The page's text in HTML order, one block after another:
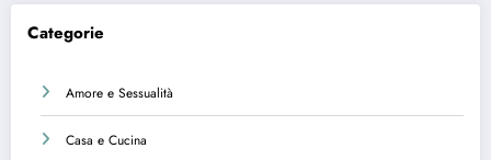
Categorie
Amore e Sessualità
Casa e Cucina